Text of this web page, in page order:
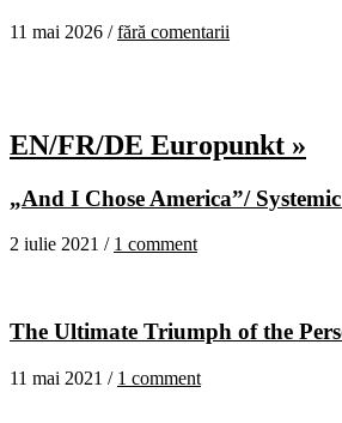
11 mai 2026 /fără comentarii
EN/FR/DE Europunkt »
„And I Chose America”/
2 iulie 2021 / 1 comment
The Ultimate Triumph of the
11 mai 2021 / 1 comment